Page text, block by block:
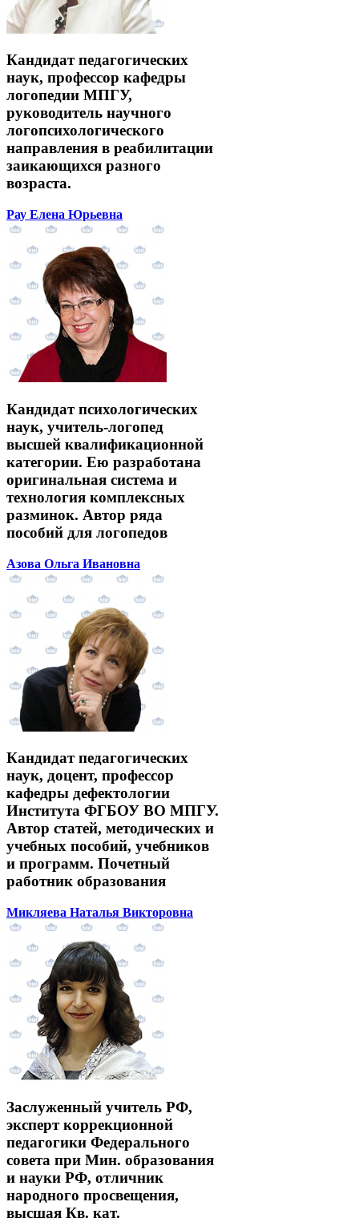
Кандидат педагогических
наук, профессор кафедры
логопедии МПГУ,
руководитель научного
логопсихологического
направления в реабилитации
заикающихся разного
возраста.
Рау Елена Юрьевна
Кандидат психологических
наук, учитель-логопед
высшей квалификационной
категории. Ею разработана
оригинальная система и
технология комплексных
разминок. Автор ряда
пособий для логопедов
Азова Ольга Ивановна
Кандидат педагогических
наук, доцент, профессор
кафедры дефектологии
Института ФГБОУ ВО МПГУ.
Автор статей, методических и
учебных пособий, учебников
и программ. Почетный
работник образования
Микляева Наталья Викторовна
Заслуженный учитель РФ,
эксперт коррекционной
педагогики Федерального
совета при Мин. образования
и науки РФ, отличник
народного просвещения,
высшая Кв. кат.